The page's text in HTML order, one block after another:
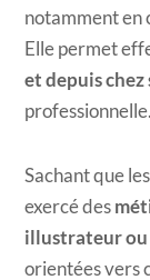
notamment en
Elle permet
et depuis chez
professionnelle.
Sachant que
exercé des
illustrateur ou
orientées vers